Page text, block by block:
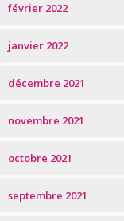
février 2022
janvier 2022
décembre 2021
novembre 2021
octobre 2021
septembre 2021